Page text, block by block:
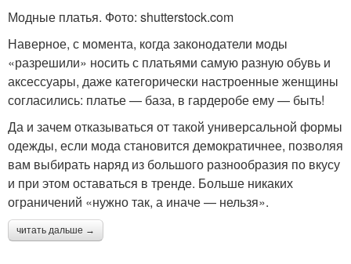
Модные платья. Фото: shutterstock.com
Наверное, с момента, когда законодатели моды
«разрешили» носить с платьями самую разную обувь и
аксессуары, даже категорически настроенные женщины
согласились: платье — база, в гардеробе ему — быть!
Да и зачем отказываться от такой универсальной формы
одежды, если мода становится демократичнее, позволяя
вам выбирать наряд из большого разнообразия по вкусу
и при этом оставаться в тренде. Больше никаких
ограничений «нужно так, а иначе — нельзя».
читать дальше →